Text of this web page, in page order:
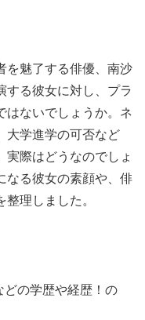
を魅了する俳優、南沙
する彼女に対し、プラ
はないでしょうか。ネ
大学進学の可否など
実際はどうなのでしょ
なる彼女の素顔や、俳
理しました。
どの学歴や経歴！の